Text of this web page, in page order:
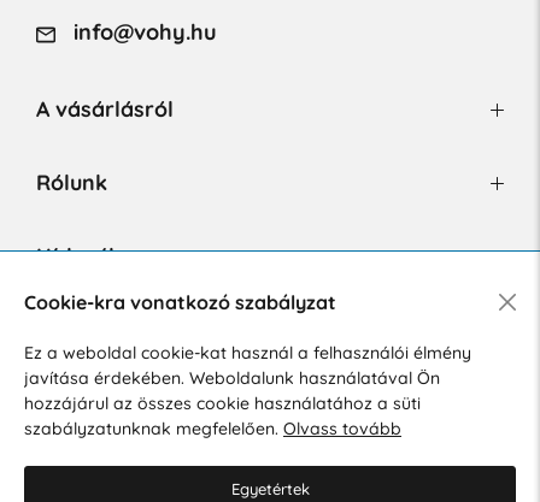
info@vohy.hu
A vásárlásról
Rólunk
Hírlevél
Hozzájárulok a személyes adatok marketing célú kezeléséhez.
Személyes adatok védelmére vonatkozó szabályzat.
Cookie-kra vonatkozó szabályzat
Ez a weboldal cookie-kat használ a felhasználói élmény
javítása érdekében. Weboldalunk használatával Ön
hozzájárul az összes cookie használatához a süti
szabályzatunknak megfelelően. Olvass tovább
Egyetértek